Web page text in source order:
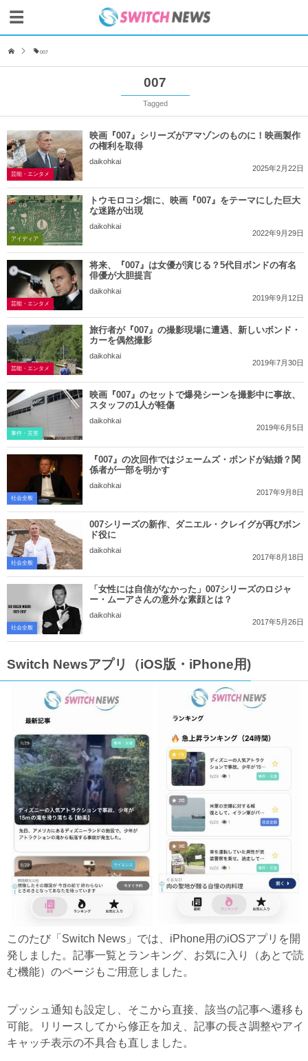
007
007
Tagged
芸能・エンタメ
映画『007』シリーズがアマゾンのものに！映画製作
の権利を取得
daikohkai
2025年2月22日
アイディア
トウモロコシ畑に、映画『007』をテーマにした巨大
な迷路が出現
daikohkai
2022年9月29日
芸能・エンタメ
将来、『007』は女優が演じる？5代目ボンドの有名
俳優が大胆提言
daikohkai
2019年9月12日
芸能・エンタメ
旅行者が『007』の撮影現場に遭遇、新しいボンド・
カーを偶然撮影
daikohkai
2019年7月30日
事件・災害
映画『007』のセットで爆発シーンを撮影中に事故、
スタッフの1人が軽傷
daikohkai
2019年6月5日
社会全般
『007』の次回作ではジェームズ・ボンドが結婚？関
係者が一部を明かす
daikohkai
2017年9月8日
社会全般
007シリーズの新作、ダニエル・クレイグが再びボン
ド役に
daikohkai
2017年8月18日
社会全般
「女性には自信がなかった」007シリーズのロジャ
ー・ムーアさんの意外な素顔とは？
daikohkai
2017年5月26日
Switch Newsアプリ（iOS版・iPhone用)
このたび「Switch News」では、iPhone用のiOSアプリを開
発しました。記事一覧とランキング、お気に入り（あとで読
む機能）のページもご用意しました。
プッシュ通知も設定し、そこから直接、該当の記事へ遷移も
可能。リリースしてから修正を加え、記事の長さ調整やアイ
キャッチ表示の不具合も直しました。